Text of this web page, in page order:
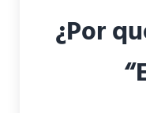
¿Por